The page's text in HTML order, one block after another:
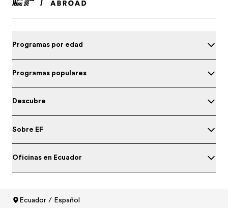
Programas por edad
Programas populares
Descubre
Sobre EF
Oficinas en Ecuador
Ecuador / Español